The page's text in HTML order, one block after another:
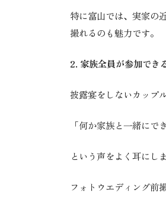
特に富山では、実家の
撮れるのも魅力です。
2. 家族全員が参加でき
披露宴をしないカップ
「何か家族と一緒にで
という声をよく耳にし
フォトウエディング前